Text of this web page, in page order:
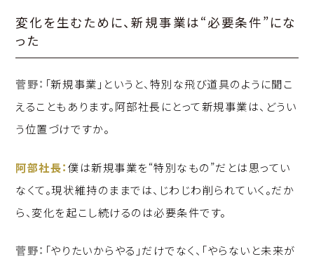
変化を生むために、新規事業は“必要条件”にな
った
菅野： 「新規事業」というと、特別な飛び道具のように聞こ
えることもあります。阿部社長にとって新規事業は、どうい
う位置づけですか。
阿部社長：僕は新規事業を“特別なもの”だとは思ってい
なくて。現状維持のままでは、じわじわ削られていく。だか
ら、変化を起こし続けるのは必要条件です。
菅野： 「やりたいからやる」だけでなく、「やらないと未来が